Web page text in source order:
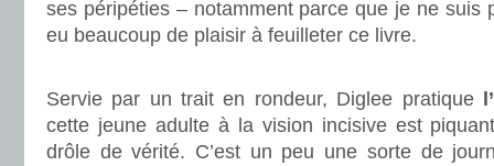
ses péripéties – notamment parce que je ne suis
eu beaucoup de plaisir à feuilleter ce livre.
Servie par un trait en rondeur, Diglee pratique
cette jeune adulte à la vision incisive est
drôle de vérité. C’est un peu une sorte de